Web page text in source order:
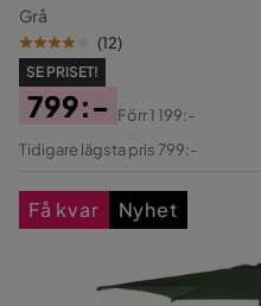
Grå
(12)
SE PRISET!
Pris
799:-
Original
Förr1 199:-
Tidigare lägsta pris 799:-
Få kvar Nyhet